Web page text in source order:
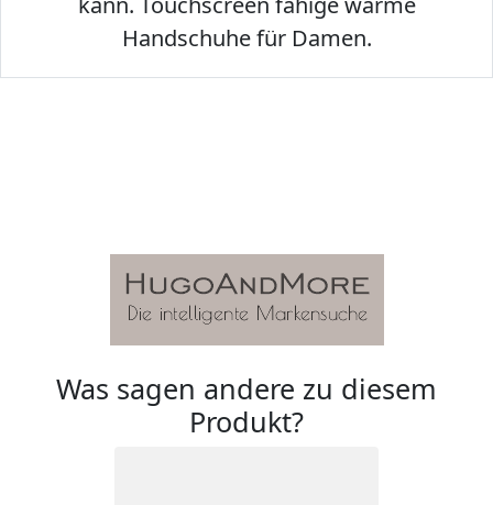
Handschuhe für Damen.
Was sagen andere zu diesem
Produkt?